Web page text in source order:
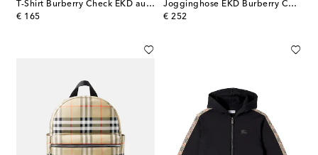
T-Shirt Burberry Check EKD aus Baumwoll-Jersey
€ 165
original price
Jogginghose EKD Burberry Check aus Baumwoll-Jersey
€ 252
original price